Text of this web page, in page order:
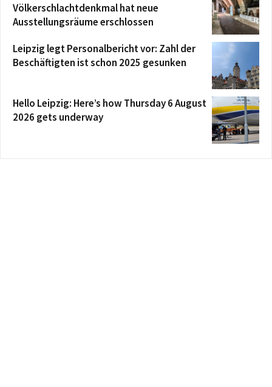
Völkerschlachtdenkmal hat neue
Ausstellungsräume erschlossen
Leipzig legt Personalbericht vor: Zahl der
Beschäftigten ist schon 2025 gesunken
Hello Leipzig: Here’s how Thursday 6 August
2026 gets underway